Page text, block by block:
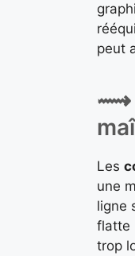
peut
Les
une
ligne
flatte
trop